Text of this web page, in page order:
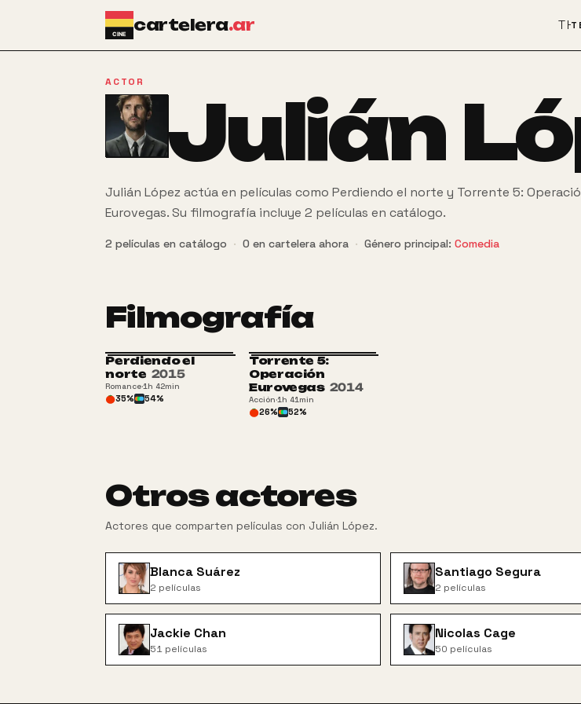
Ir al contenido principal
cartelera.ar
ACTOR
Julián
Julián López actúa en películas como Perdiendo el norte y Torrente 5:
Eurovegas. Su filmografía incluye 2 películas en catálogo.
2 películas en catálogo · 0 en cartelera ahora · Género principal:Comedia
Filmografía
Perdiendo el
norte 2015
Romance·1h 42min
35% 54%
Torrente 5:
Operación
Eurovegas 2014
Acción·1h 41min
26% 52%
Otros actores
Actores que comparten películas con Julián López.
Blanca Suárez
2 películas
Santiago Segura
2 películas
Jackie Chan
51 películas
Nicolas Cage
50 películas